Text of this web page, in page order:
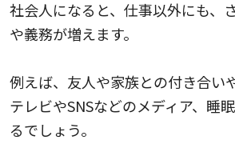
社会人になると、仕事以外にも、
や義務が増えます。
例えば、友人や家族との付き合い
テレビやSNSなどのメディア、睡
るでしょう。